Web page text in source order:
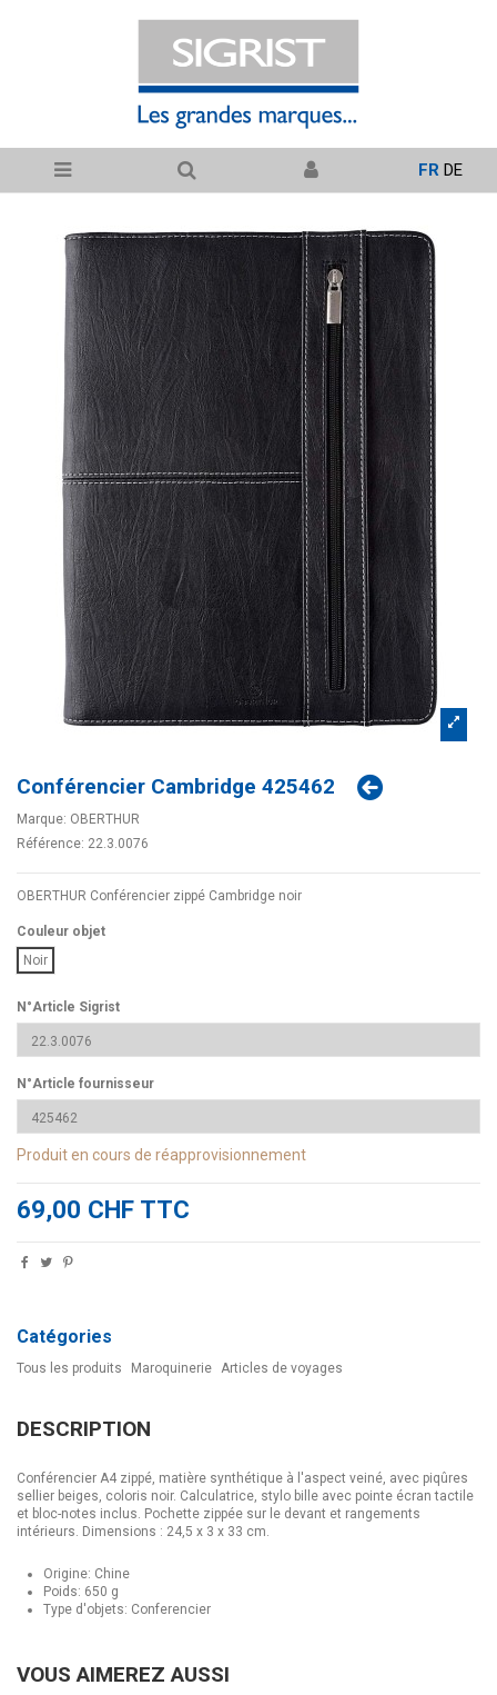
FR DE
Conférencier Cambridge 425462
Marque: OBERTHUR
Référence: 22.3.0076
OBERTHUR Conférencier zippé Cambridge noir
Couleur objet
Noir
N°Article Sigrist
N°Article fournisseur
Produit en cours de réapprovisionnement
69,00 CHF TTC
Catégories
Tous les produits Maroquinerie Articles de voyages
DESCRIPTION
Conférencier A4 zippé, matière synthétique à l'aspect veiné, avec piqûres
sellier beiges, coloris noir. Calculatrice, stylo bille avec pointe écran tactile
et bloc-notes inclus. Pochette zippée sur le devant et rangements
intérieurs. Dimensions : 24,5 x 3 x 33 cm.
Origine: Chine
Poids: 650 g
Type d'objets: Conferencier
VOUS AIMEREZ AUSSI